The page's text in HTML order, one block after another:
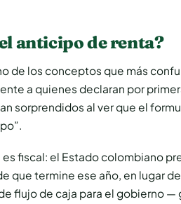
anticipo de renta?
de los conceptos que más
a quienes declaran por
sorprendidos al ver que el
es fiscal: el Estado colombiano
que termine ese año, en lugar
flujo de caja para el gobierno —